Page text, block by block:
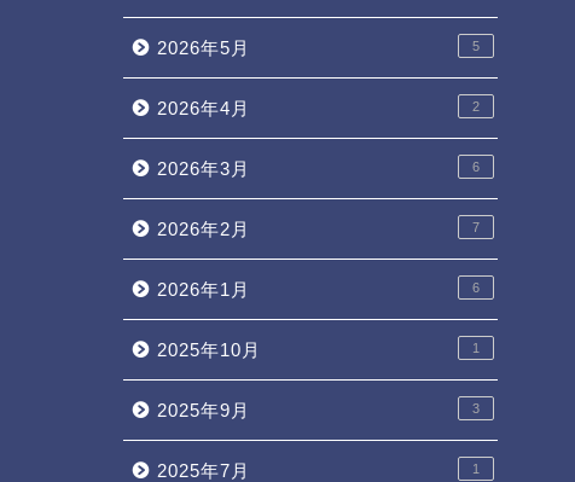
2026年5月 5
2026年4月 2
2026年3月 6
2026年2月 7
2026年1月 6
2025年10月 1
2025年9月 3
2025年7月 1